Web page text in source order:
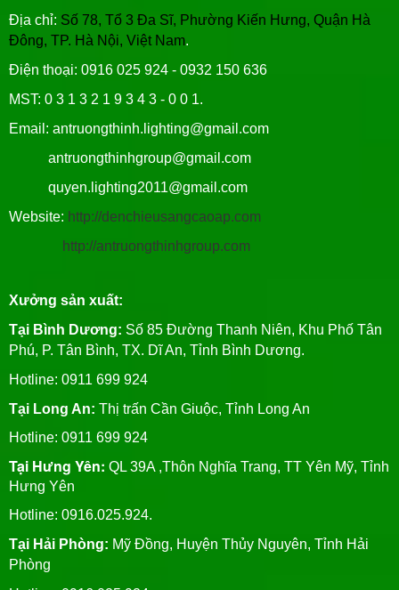
Địa chỉ: Số 78, Tổ 3 Đa Sĩ, Phường Kiến Hưng, Quận Hà
Đông, TP. Hà Nội, Việt Nam.
Điện thoại: 0916 025 924 - 0932 150 636
MST: 0 3 1 3 2 1 9 3 4 3 - 0 0 1.
Email: antruongthinh.lighting@gmail.com
antruongthinhgroup@gmail.com
quyen.lighting2011@gmail.com
Website: http://denchieusangcaoap.com
http://antruongthinhgroup.com
Xưởng sản xuất:
Tại Bình Dương: Số 85 Đường Thanh Niên, Khu Phố Tân
Phú, P. Tân Bình, TX. Dĩ An, Tỉnh Bình Dương.
Hotline: 0911 699 924
Tại Long An: Thị trấn Cần Giuộc, Tỉnh Long An
Hotline: 0911 699 924
Tại Hưng Yên: QL 39A ,Thôn Nghĩa Trang, TT Yên Mỹ, Tỉnh
Hưng Yên
Hotline: 0916.025.924.
Tại Hải Phòng: Mỹ Đồng, Huyện Thủy Nguyên, Tỉnh Hải
Phòng